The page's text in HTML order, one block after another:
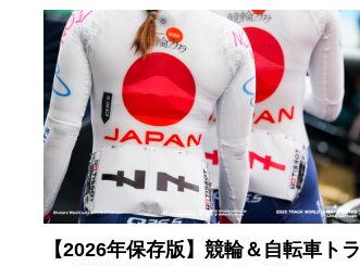
【2026年保存版】競輪＆自転車トラ